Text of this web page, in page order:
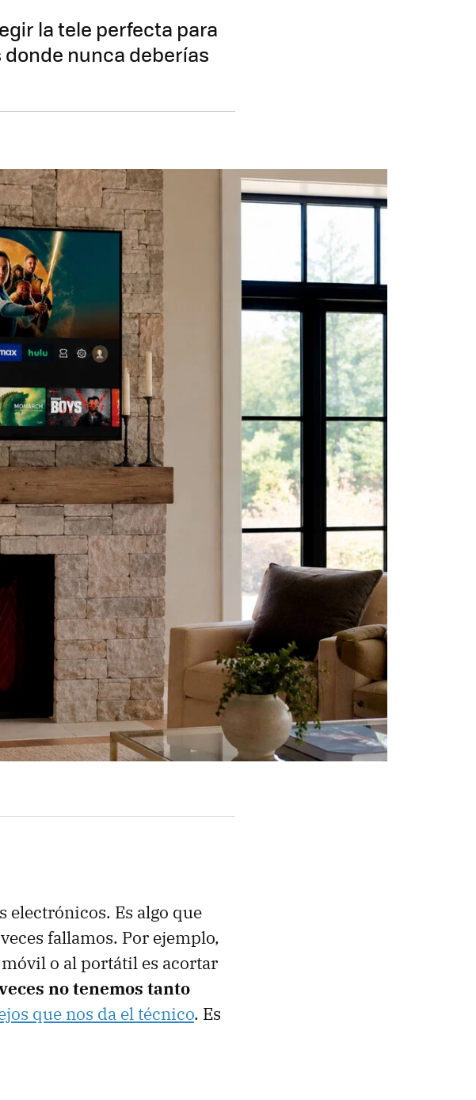
la tele perfecta para
nunca deberías
electrónicos. Es algo que
fallamos. Por ejemplo,
o al portátil es acortar
no tenemos tanto
que nos da el técnico. Es